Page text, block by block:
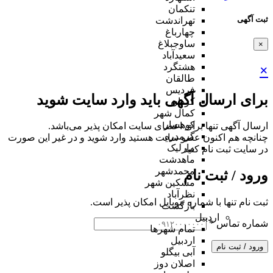
ثبت آگهی
×
×
برای ارسال آگهی باید وارد سایت شوید
ارسال آگهی تنها برای اعضای سایت امکان پذیر می‌باشد.
چنانچه هم‌ اکنون عضو سایت هستید وارد شوید و در غیر این صورت
در سایت ثبت نام کنید
ورود / ثبت نام
ثبت نام تنها با شماره موبایل امکان پذیر است.
شماره تماس*
ورود / ثبت نام
تنکمان
تهراندشت
چهارباغ
ساوجبلاغ
سعیدآباد
هشتگرد
طالقان
فردیس
کردان
کمال شهر
کوهسار
گرمدره
مارلیک
ماهدشت
محمدشهر
مشکین شهر
نظرآباد
بازگشت
اردبیل
تمام شهر‌ها
اردبیل
آبی بیگلو
اصلان دوز